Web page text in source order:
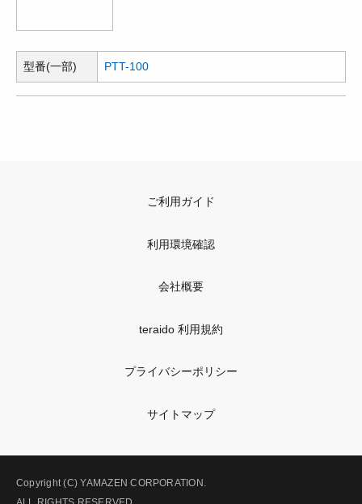
型番(一部) PTT-100
ご利用ガイド
利用環境確認
会社概要
teraido 利用規約
プライバシーポリシー
サイトマップ
Copyright (C) YAMAZEN CORPORATION.